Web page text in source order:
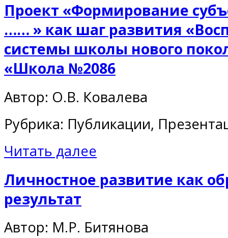
Проект «Формирование
…… » как шаг развития
системы школы нового
«Школа №2086
Автор: О.В. Ковалева
Рубрика: Публикации,
Читать далее
Личностное развитие как
результат
Автор: М.Р. Битянова